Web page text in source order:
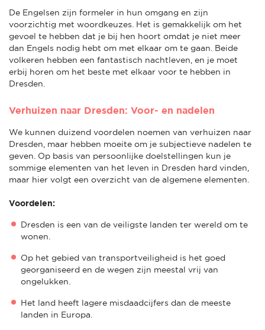
De Engelsen zijn formeler in hun omgang en zijn
voorzichtig met woordkeuzes. Het is gemakkelijk om het
gevoel te hebben dat je bij hen hoort omdat je niet meer
dan Engels nodig hebt om met elkaar om te gaan. Beide
volkeren hebben een fantastisch nachtleven, en je moet
erbij horen om het beste met elkaar voor te hebben in
Dresden.
Verhuizen naar Dresden: Voor- en nadelen
We kunnen duizend voordelen noemen van verhuizen naar
Dresden, maar hebben moeite om je subjectieve nadelen te
geven. Op basis van persoonlijke doelstellingen kun je
sommige elementen van het leven in Dresden hard vinden,
maar hier volgt een overzicht van de algemene elementen.
Voordelen:
Dresden is een van de veiligste landen ter wereld om te
wonen.
Op het gebied van transportveiligheid is het goed
georganiseerd en de wegen zijn meestal vrij van
ongelukken.
Het land heeft lagere misdaadcijfers dan de meeste
landen in Europa.